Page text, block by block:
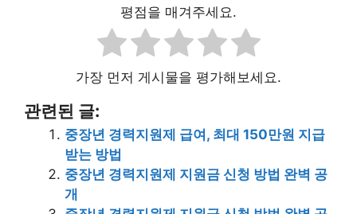
평점을 매겨주세요.
가장 먼저 게시물을 평가해보세요.
관련된 글:
중장년 경력지원제 급여, 최대 150만원 지급
받는 방법
중장년 경력지원제 지원금 신청 방법 완벽 공
개